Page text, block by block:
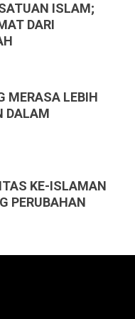
ISLAM;
DARI
MERASA LEBIH
DALAM
KE-ISLAMAN
PERUBAHAN